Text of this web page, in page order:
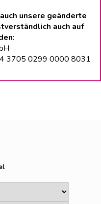
unsere geänderte
auch auf
3705 0299 0000 8031